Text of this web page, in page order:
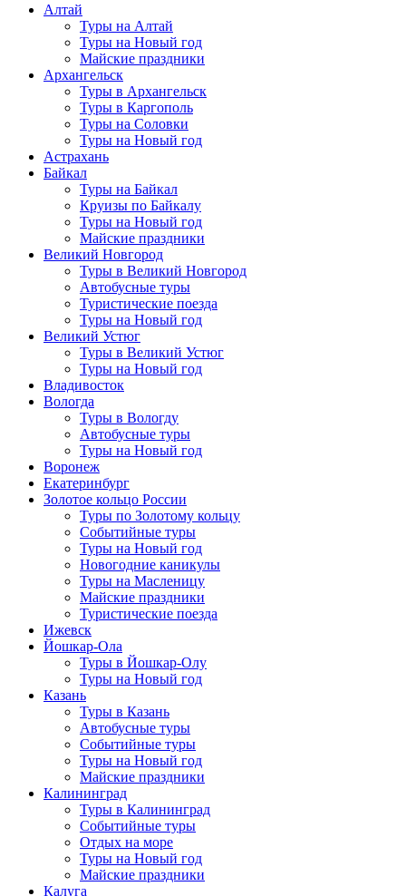
Алтай
Туры на Алтай
Туры на Новый год
Майские праздники
Архангельск
Туры в Архангельск
Туры в Каргополь
Туры на Соловки
Туры на Новый год
Астрахань
Байкал
Туры на Байкал
Круизы по Байкалу
Туры на Новый год
Майские праздники
Великий Новгород
Туры в Великий Новгород
Автобусные туры
Туристические поезда
Туры на Новый год
Великий Устюг
Туры в Великий Устюг
Туры на Новый год
Владивосток
Вологда
Туры в Вологду
Автобусные туры
Туры на Новый год
Воронеж
Екатеринбург
Золотое кольцо России
Туры по Золотому кольцу
Событийные туры
Туры на Новый год
Новогодние каникулы
Туры на Масленицу
Майские праздники
Туристические поезда
Ижевск
Йошкар-Ола
Туры в Йошкар-Олу
Туры на Новый год
Казань
Туры в Казань
Автобусные туры
Событийные туры
Туры на Новый год
Майские праздники
Калининград
Туры в Калининград
Событийные туры
Отдых на море
Туры на Новый год
Майские праздники
Калуга